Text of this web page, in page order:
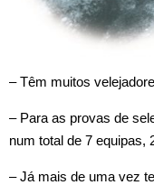
– Têm muitos
– Para as provas de
num total de 7 equipas,
– Já mais de uma vez